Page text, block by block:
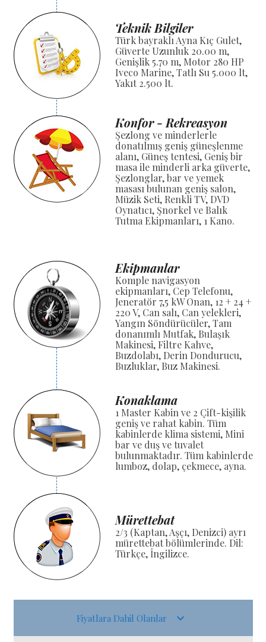
Teknik Bilgiler
Türk bayraklı Ayna Kıç Gulet,
Güverte Uzunluk 20.00 m,
Genişlik 5.70 m, Motor 280 HP
Iveco Marine, Tatlı Su 5.000 lt,
Yakıt 2.500 lt.
Konfor - Rekreasyon
Şezlong ve minderlerle
donatılmış geniş güneşlenme
alanı, Güneş tentesi, Geniş bir
masa ile minderli arka güverte,
Şezlonglar, bar ve yemek
masası bulunan geniş salon,
Müzik Seti, Renkli TV, DVD
Oynatıcı, Şnorkel ve Balık
Tutma Ekipmanları, 1 Kano.
Ekipmanlar
Komple navigasyon
ekipmanları, Cep Telefonu,
Jeneratör 7,5 kW Onan, 12 + 24 +
220 V, Can salı, Can yelekleri,
Yangın Söndürücüler, Tam
donanımlı Mutfak, Bulaşık
Makinesi, Filtre Kahve,
Buzdolabı, Derin Dondurucu,
Buzluklar, Buz Makinesi.
Konaklama
1 Master Kabin ve 2 Çift-kişilik
geniş ve rahat kabin. Tüm
kabinlerde klima sistemi, Mini
bar ve duş ve tuvalet
bulunmaktadır. Tüm kabinlerde
lumboz, dolap, çekmece, ayna.
Mürettebat
2/3 (Kaptan, Aşçı, Denizci) ayrı
mürettebat bölümlerinde. Dil:
Türkçe, İngilizce.
Fiyatlara Dahil Olanlar